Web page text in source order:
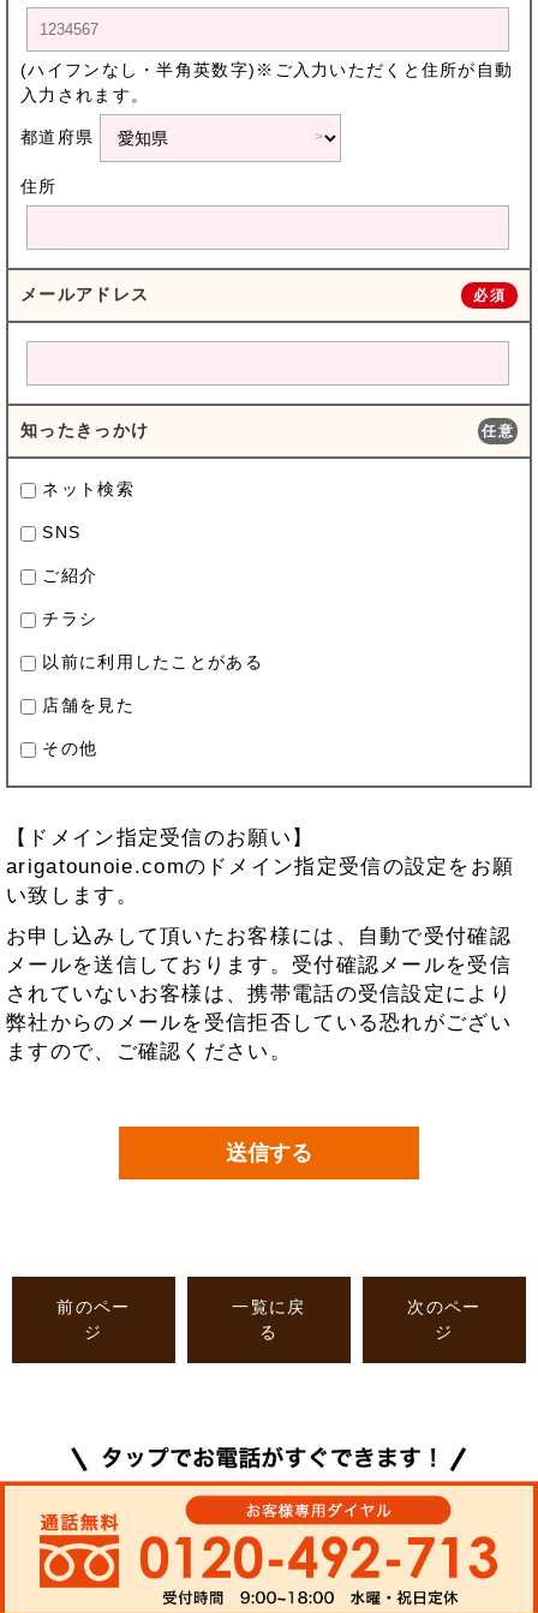
(ハイフンなし・半角英数字)※ご入力いただくと住所が自動
入力されます。
都道府県
住所
メールアドレス 必須
知ったきっかけ 任意
ネット検索
SNS
ご紹介
チラシ
以前に利用したことがある
店舗を見た
その他
【ドメイン指定受信のお願い】
arigatounoie.comのドメイン指定受信の設定をお願
い致します。
お申し込みして頂いたお客様には、自動で受付確認
メールを送信しております。受付確認メールを受信
されていないお客様は、携帯電話の受信設定により
弊社からのメールを受信拒否している恐れがござい
ますので、ご確認ください。
前のペー
ジ
一覧に戻
る
次のペー
ジ